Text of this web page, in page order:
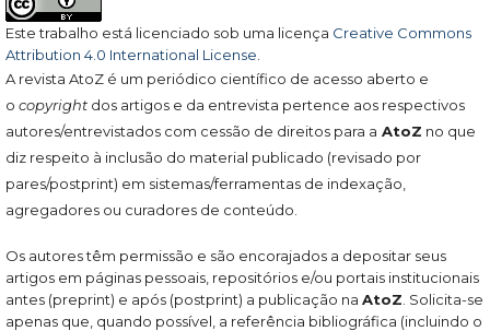
Este trabalho está licenciado sob uma licença Creative Commons
Attribution 4.0 International License
A revista AtoZ é um periódico científico de acesso aberto e
o copyrightdos artigos e da entrevista pertence aos respectivos
autores/entrevistados com cessão de direitos para a AtoZ no que
diz respeito à inclusão do material publicado (revisado por
pares/postprint) em sistemas/ferramentas de indexação,
agregadores ou curadores de conteúdo.
Os autores têm permissão e são encorajados a depositar seus
artigos em páginas pessoais, repositórios e/ou portais institucionais
antes (preprint) e após (postprint) a publicação na AtoZ . Solicita-se
apenas que, quando possível, a referência bibliográfica (incluindo o